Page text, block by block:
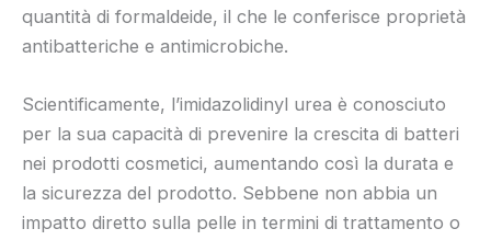
quantità di formaldeide, il che le conferisce proprietà
antibatteriche e antimicrobiche.
Scientificamente, l’imidazolidinyl urea è conosciuto
per la sua capacità di prevenire la crescita di batteri
nei prodotti cosmetici, aumentando così la durata e
la sicurezza del prodotto. Sebbene non abbia un
impatto diretto sulla pelle in termini di trattamento o